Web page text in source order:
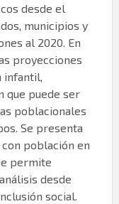
desde el
municipios y
al 2020. En
proyecciones
infantil,
que puede ser
poblacionales
Se presenta
población en
permite
desde
social.